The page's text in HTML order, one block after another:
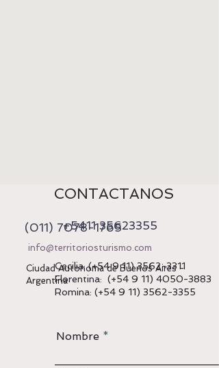
CONTACTANOS
(011) 7078-1765
info@territoriosturismo.com
Ciudad Autonoma de Buenos Aires -
Argentina
+5411 35623355
Cecilia: (+54 9 11)3562-3311
Florentina: (+54 9 11) 4050-3883
Romina: (+54 9 11) 3562-3355
Nombre